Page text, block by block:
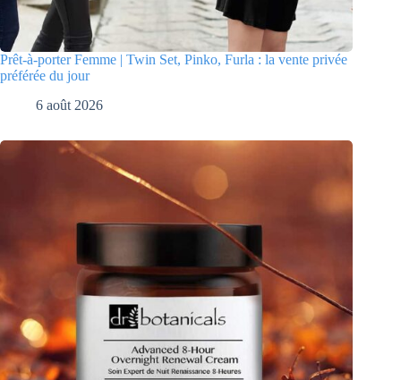
Prêt-à-porter Femme | Twin Set, Pinko, Furla : la vente privée
préférée du jour
6 août 2026